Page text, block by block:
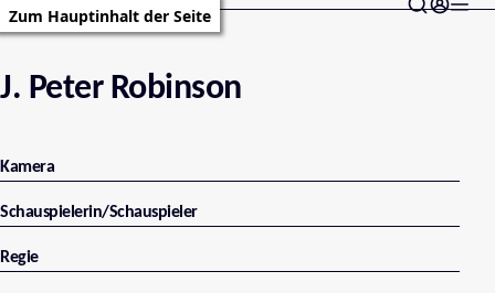
Zum Hauptinhalt der Seite
J. Peter Robinson
Kamera
Schauspielerin/Schauspieler
Regie